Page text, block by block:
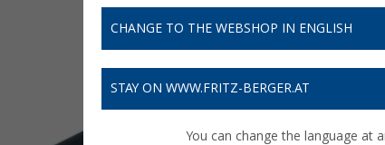
CHANGE TO THE WEBSHOP IN ENGLISH
STAY ON WWW.FRITZ-BERGER.AT
You can change the language at